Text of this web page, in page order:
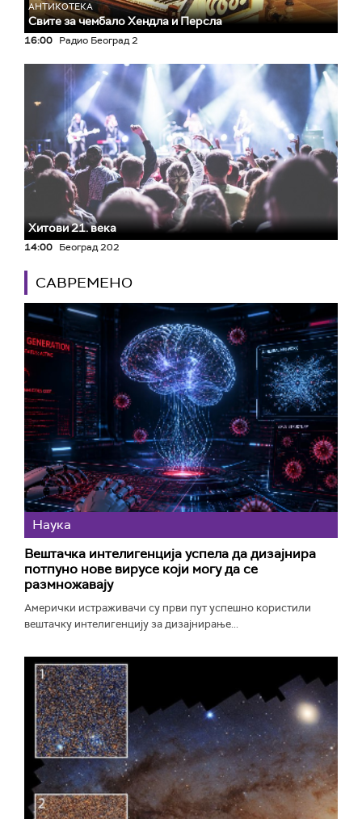
АНТИКОТЕКА
Свите за чембало Хендла и Персла
16:00 Радио Београд 2
Хитови 21. века
14:00 Београд 202
САВРЕМЕНО
Наука
Вештачка интелигенција успела да дизајнира
потпуно нове вирусе који могу да се
размножавају
Амерички истраживачи су први пут успешно користили
вештачку интелигенцију за дизајнирање...